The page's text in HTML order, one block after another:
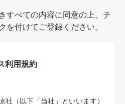
すべての内容に同意の上、チ
を付けてご登録ください。
利用規約
社（以下「当社」といいます）